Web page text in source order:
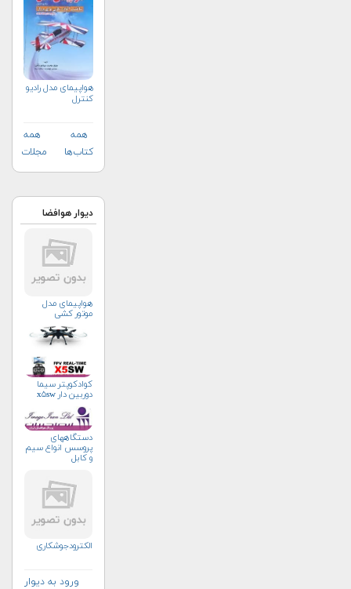
هواپيمای مدل راديو
كنترل
همه
کتاب‌ها
همه
مجلات
دیوار هوافضا
هواپیمای مدل
موتور کشی
کوادکوپتر سیما
دوربین دار x۵sw
دستگاههای
پروسس انواع سیم
و کابل
الکترودجوشکاری
ورود به دیوار